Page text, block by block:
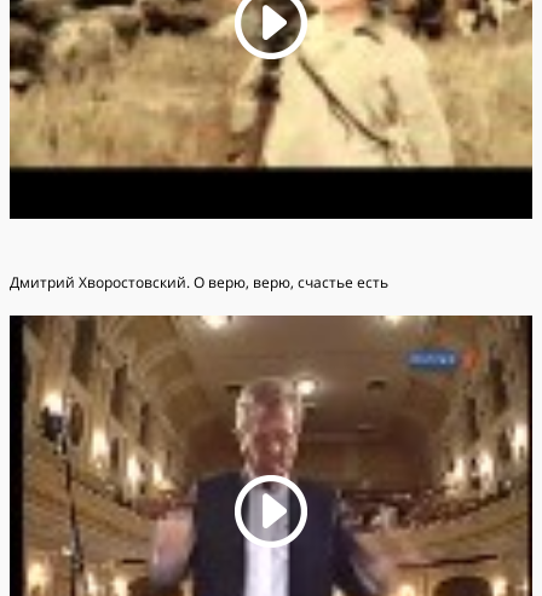
Дмитрий Хворостовский. О верю, верю, счастье есть